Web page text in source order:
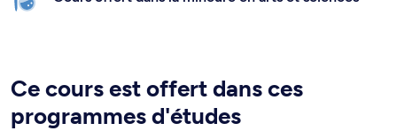
Ce cours est offert dans ces
programmes d'études